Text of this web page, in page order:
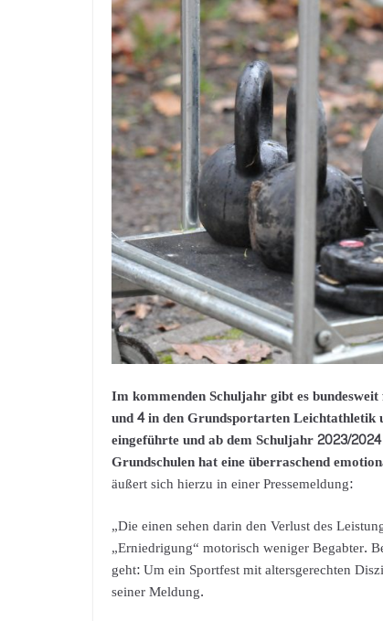
Im kommenden Schuljahr gibt es
und 4 in den Grundsportarten Leichtathletik
eingeführte und ab dem Schuljahr 2023/
Grundschulen hat eine überraschend
äußert sich hierzu in einer Pressemeldung:
„Die einen sehen darin den Verlust des
„Erniedrigung“ motorisch weniger Begabter.
geht: Um ein Sportfest mit altersgerechten
seiner Meldung.